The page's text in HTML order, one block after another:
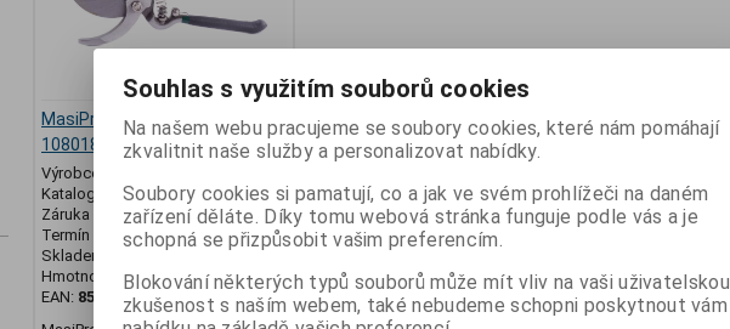
MasiPro Nůžky zahradní 21cm
108018
Výrobce:
Katalogové číslo:v_108018
Záruka (měsíců):24
Termín dodání (dny):skladem
Skladem:
Hmotnost:
1 kg
EAN: 8590499080185
Souhlas s využitím souborů cookies
Na našem webu pracujeme se soubory cookies, které nám pomáhají
zkvalitnit naše služby a personalizovat nabídky.
Soubory cookies si pamatují, co a jak ve svém prohlížeči na daném
zařízení děláte. Díky tomu webová stránka funguje podle vás a je
schopná se přizpůsobit vašim preferencím.
Blokování některých typů souborů může mít vliv na vaši uživatelskou
zkušenost s naším webem, také nebudeme schopni poskytnout vám